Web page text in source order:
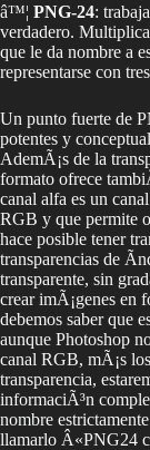
â™¦ PNG-24:
verdadero.
que le da nombre a
representarse con
Un punto fuerte de
potentes y
AdemÃ¡s de la
formato ofrece
canal alfa es un
RGB y que permite
hace posible tener
transparencias de
transparente, sin
crear imÃ¡genes en
debemos saber que
aunque Photoshop
canal RGB, mÃ¡s
transparencia,
informaciÃ³n
nombre
llamarlo Â«PNG24